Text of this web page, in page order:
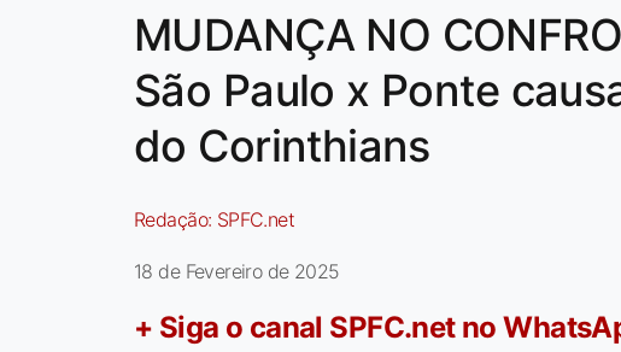
MUDANÇA NO
São Paulo x Ponte
do Corinthians
Redação: SPFC.net
18 de Fevereiro de 2025
+ Siga o canal SPFC.net no